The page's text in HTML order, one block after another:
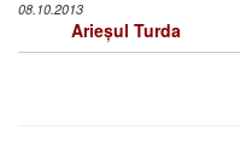
08.10.2013
Arieșul Turda